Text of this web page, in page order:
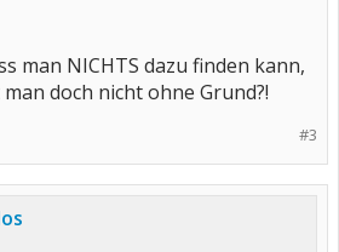
man NICHTS dazu finden kann,
doch nicht ohne Grund?!
#3